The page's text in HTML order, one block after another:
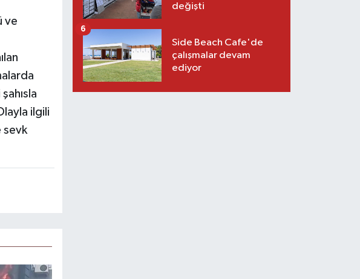
ve
ilgili
sevk
değişti
Side Beach Cafe'de
çalışmalar devam
ediyor
6